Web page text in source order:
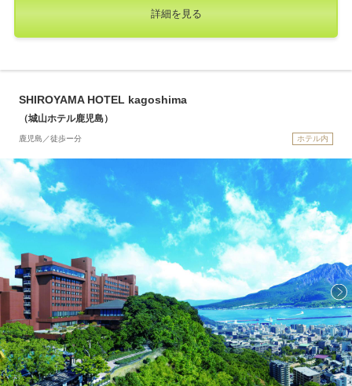
詳細を見る
SHIROYAMA HOTEL kagoshima
（城山ホテル鹿児島）
鹿児島／徒歩ー分 ホテル内